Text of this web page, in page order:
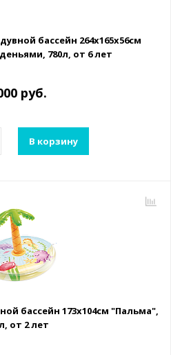
бассейн 264х165х56см
780л, от 6 лет
руб.
В корзину
бассейн 173х104см "Пальма",
от 2 лет